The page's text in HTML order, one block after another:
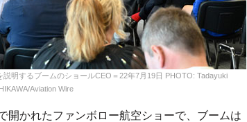
明するブームのショールCEO＝22年7月19日 PHOTO: Tadayuki
Aviation Wire
かれたファンボロー航空ショーで、ブームは